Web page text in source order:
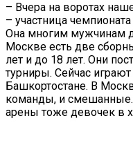
– Вчера на воротах
– участница
Она многим мужчинам
Москве есть две
лет и до 18 лет. Они
турниры. Сейчас
Башкортостане. В
команды, и
арены тоже девочек в